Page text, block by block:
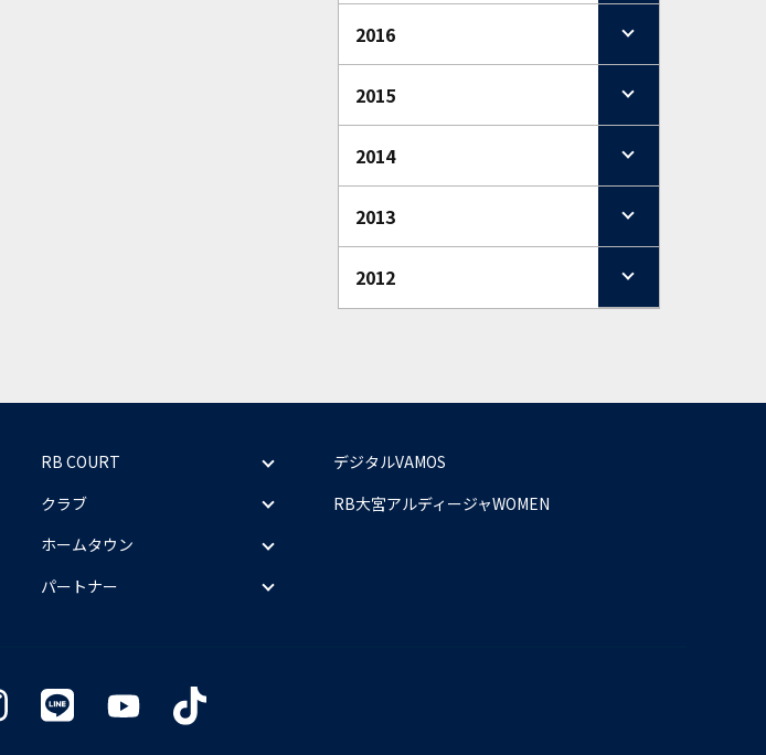
2016
2015
2014
2013
2012
RB COURT
クラブ
ホームタウン
パートナー
デジタルVAMOS
RB大宮アルディージャWOMEN